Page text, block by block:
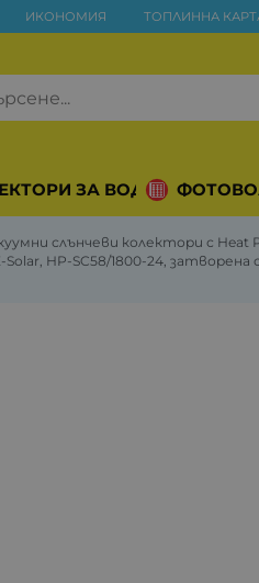
ИКОНОМИЯ ТОПЛИННА
ЗА ВОДА
слънчеви колектори с
Solar, HP-SC58/1800-24,